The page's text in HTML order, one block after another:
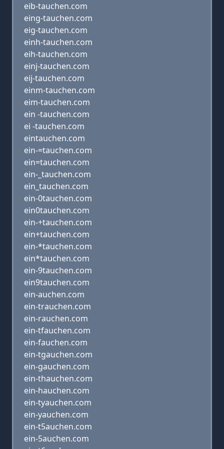
eib-tauchen.com
eing-tauchen.com
eig-tauchen.com
einh-tauchen.com
eih-tauchen.com
einj-tauchen.com
eij-tauchen.com
einm-tauchen.com
eim-tauchen.com
ein -tauchen.com
ei -tauchen.com
eintauchen.com
ein-=tauchen.com
ein=tauchen.com
ein-_tauchen.com
ein_tauchen.com
ein-0tauchen.com
ein0tauchen.com
ein-+tauchen.com
ein+tauchen.com
ein-*tauchen.com
ein*tauchen.com
ein-9tauchen.com
ein9tauchen.com
ein-auchen.com
ein-trauchen.com
ein-rauchen.com
ein-tfauchen.com
ein-fauchen.com
ein-tgauchen.com
ein-gauchen.com
ein-thauchen.com
ein-hauchen.com
ein-tyauchen.com
ein-yauchen.com
ein-t5auchen.com
ein-5auchen.com